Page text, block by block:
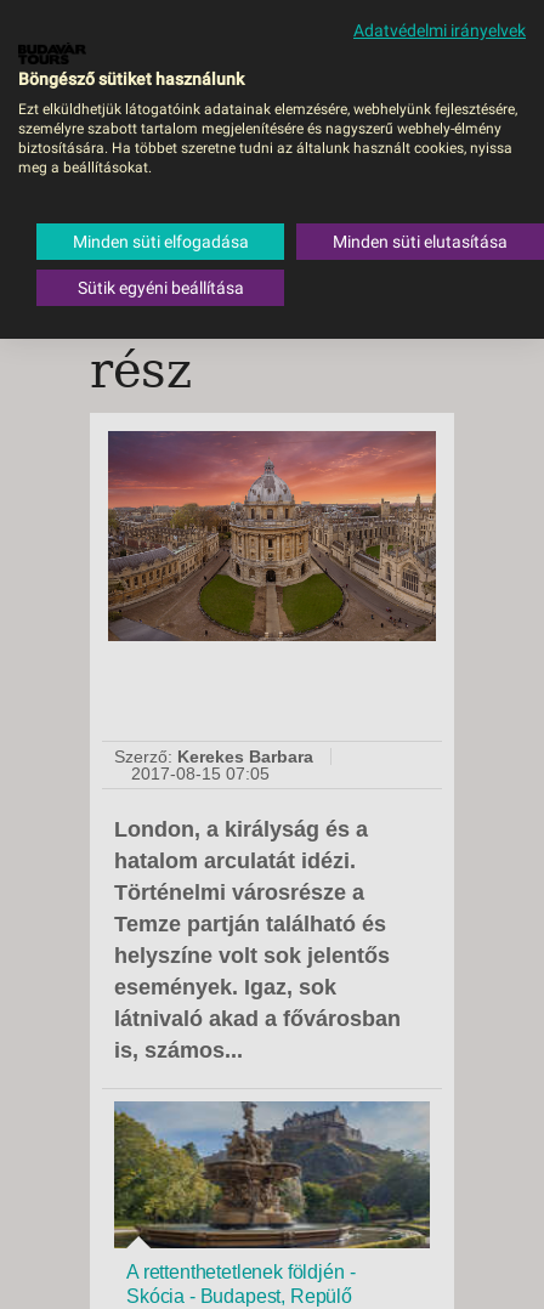
MENÜ
Lenyűgöző
kirándulások
Londonból, II.
rész
Szerző: Kerekes Barbara
2017-08-15 07:05
London, a királyság és a
hatalom arculatát idézi.
Történelmi városrésze a
Temze partján található és
helyszíne volt sok jelentős
események. Igaz, sok
látnivaló akad a fővárosban
is, számos...
A rettenthetetlenek földjén -
Skócia - Budapest, Repülő
Adatvédelmi irányelvek
Böngésző sütiket használunk
Ezt elküldhetjük látogatóink adatainak elemzésére, webhelyünk fejlesztésére,
személyre szabott tartalom megjelenítésére és nagyszerű webhely-élmény
biztosítására. Ha többet szeretne tudni az általunk használt cookies, nyissa
meg a beállításokat.
Minden süti elfogadása Minden süti elutasítása
Sütik egyéni beállítása